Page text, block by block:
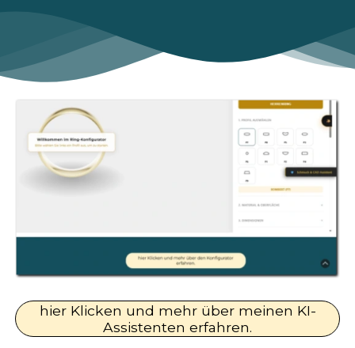
hier Klicken und mehr über meinen KI-
Assistenten erfahren.